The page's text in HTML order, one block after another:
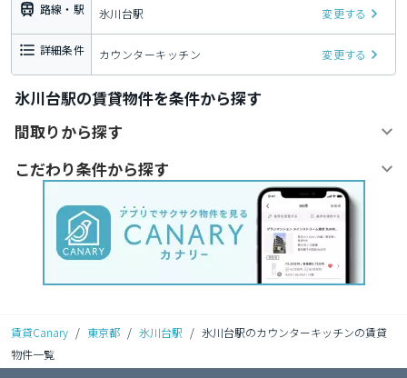
路線・駅 氷川台駅 変更する
詳細条件 カウンターキッチン 変更する
氷川台駅の賃貸物件を条件から探す
間取りから探す
こだわり条件から探す
賃貸Canary / 東京都 / 氷川台駅 / 氷川台駅のカウンターキッチンの賃貸
物件一覧